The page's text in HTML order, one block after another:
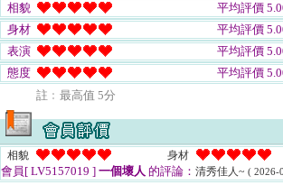
相貌
平均評價
身材
平均評價
表演
平均評價
態度
平均評價
註﹕最高值 5分
相貌 身材
會員[ LV5157019 ] 一個壞人 的評論： 清秀佳人~ ( 2026-